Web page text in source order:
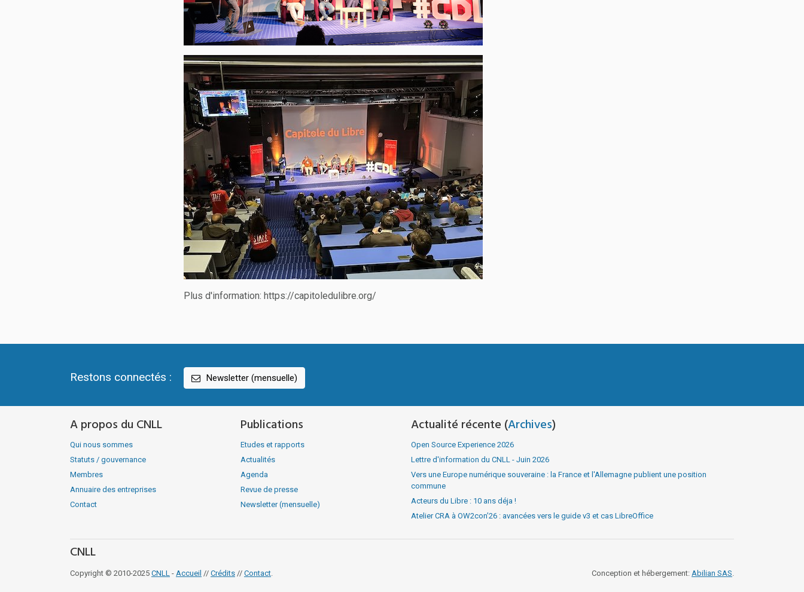
Plus d'information: https://capitoledulibre.org/
Restons connectés : Newsletter (mensuelle)
A propos du CNLL
Qui nous sommes
Statuts / gouvernance
Membres
Annuaire des entreprises
Contact
Publications
Etudes et rapports
Actualités
Agenda
Revue de presse
Newsletter (mensuelle)
Actualité récente (Archives)
Open Source Experience 2026
Lettre d'information du CNLL - Juin 2026
Vers une Europe numérique souveraine : la France et l'Allemagne publient une position
commune
Acteurs du Libre : 10 ans déja !
Atelier CRA à OW2con’26 : avancées vers le guide v3 et cas LibreOffice
CNLL
Copyright © 2010-2025 CNLL - Accueil // Crédits // Contact. Conception et hébergement: Abilian SAS.